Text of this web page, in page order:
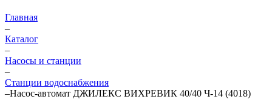
Главная
–
Каталог
–
Насосы и станции
–
Станции водоснабжения
–Насос-автомат ДЖИЛЕКС ВИХРЕВИК 40/40 Ч-14 (4018)